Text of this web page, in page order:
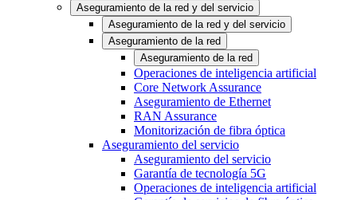
Aseguramiento de la red y del servicio
Aseguramiento de la red y del servicio
Aseguramiento de la red
Aseguramiento de la red
Operaciones de inteligencia artificial
Core Network Assurance
Aseguramiento de Ethernet
RAN Assurance
Monitorización de fibra óptica
Aseguramiento del servicio
Aseguramiento del servicio
Garantía de tecnología 5G
Operaciones de inteligencia artificial